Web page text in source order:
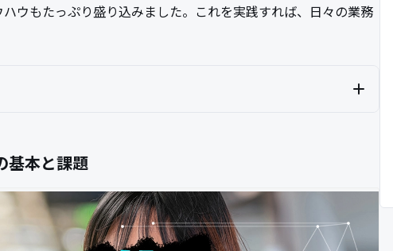
ウもたっぷり盛り込みました。これを実践すれば、日々の業務
基本と課題